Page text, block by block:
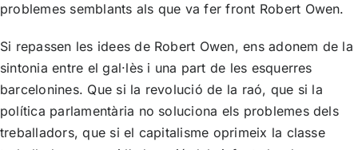
problemes semblants als que va fer front Robert Owen.
Si repassen les idees de Robert Owen, ens adonem de la
sintonia entre el gal·lès i una part de les esquerres
barcelonines. Que si la revolució de la raó, que si la
política parlamentària no soluciona els problemes dels
treballadors, que si el capitalisme oprimeix la classe